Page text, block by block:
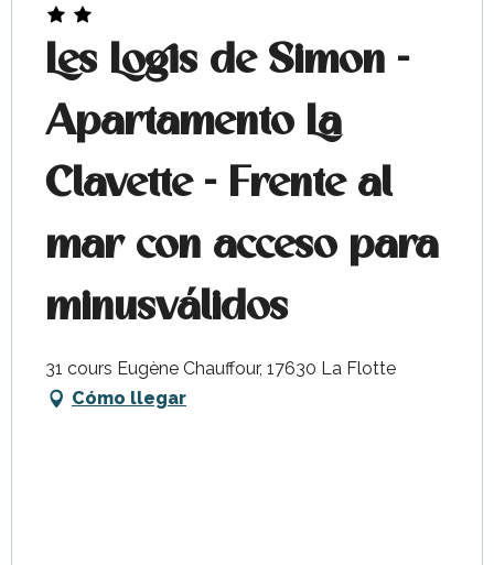
Les Logis de Simon -
Apartamento La
Clavette - Frente al
mar con acceso para
minusválidos
31 cours Eugène Chauffour, 17630 La Flotte
Cómo llegar